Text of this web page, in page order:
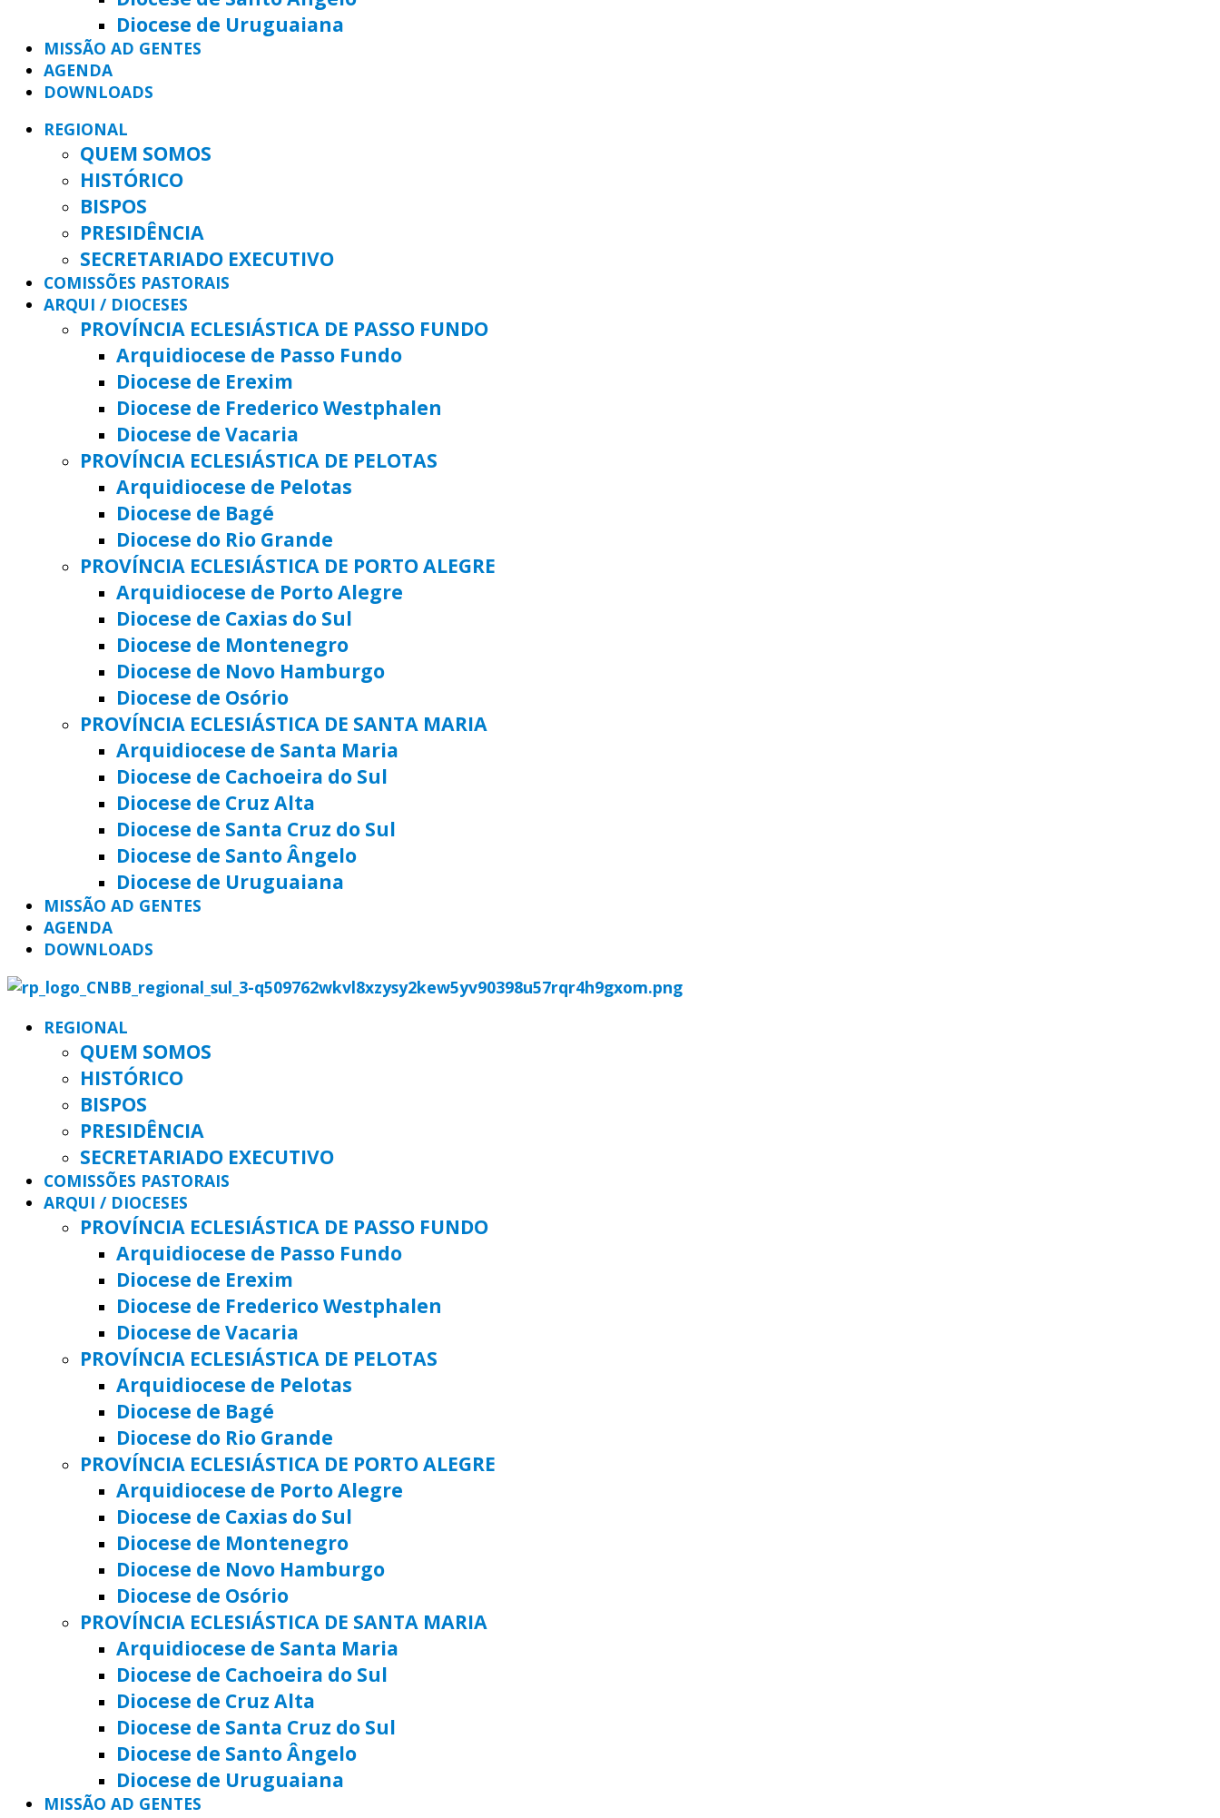
Diocese de Uruguaiana
MISSÃO AD GENTES
AGENDA
DOWNLOADS
REGIONAL
QUEM SOMOS
HISTÓRICO
BISPOS
PRESIDÊNCIA
SECRETARIADO EXECUTIVO
COMISSÕES PASTORAIS
ARQUI / DIOCESES
PROVÍNCIA ECLESIÁSTICA DE PASSO FUNDO
Arquidiocese de Passo Fundo
Diocese de Erexim
Diocese de Frederico Westphalen
Diocese de Vacaria
PROVÍNCIA ECLESIÁSTICA DE PELOTAS
Arquidiocese de Pelotas
Diocese de Bagé
Diocese do Rio Grande
PROVÍNCIA ECLESIÁSTICA DE PORTO ALEGRE
Arquidiocese de Porto Alegre
Diocese de Caxias do Sul
Diocese de Montenegro
Diocese de Novo Hamburgo
Diocese de Osório
PROVÍNCIA ECLESIÁSTICA DE SANTA MARIA
Arquidiocese de Santa Maria
Diocese de Cachoeira do Sul
Diocese de Cruz Alta
Diocese de Santa Cruz do Sul
Diocese de Santo Ângelo
Diocese de Uruguaiana
MISSÃO AD GENTES
AGENDA
DOWNLOADS
REGIONAL
QUEM SOMOS
HISTÓRICO
BISPOS
PRESIDÊNCIA
SECRETARIADO EXECUTIVO
COMISSÕES PASTORAIS
ARQUI / DIOCESES
PROVÍNCIA ECLESIÁSTICA DE PASSO FUNDO
Arquidiocese de Passo Fundo
Diocese de Erexim
Diocese de Frederico Westphalen
Diocese de Vacaria
PROVÍNCIA ECLESIÁSTICA DE PELOTAS
Arquidiocese de Pelotas
Diocese de Bagé
Diocese do Rio Grande
PROVÍNCIA ECLESIÁSTICA DE PORTO ALEGRE
Arquidiocese de Porto Alegre
Diocese de Caxias do Sul
Diocese de Montenegro
Diocese de Novo Hamburgo
Diocese de Osório
PROVÍNCIA ECLESIÁSTICA DE SANTA MARIA
Arquidiocese de Santa Maria
Diocese de Cachoeira do Sul
Diocese de Cruz Alta
Diocese de Santa Cruz do Sul
Diocese de Santo Ângelo
Diocese de Uruguaiana
MISSÃO AD GENTES